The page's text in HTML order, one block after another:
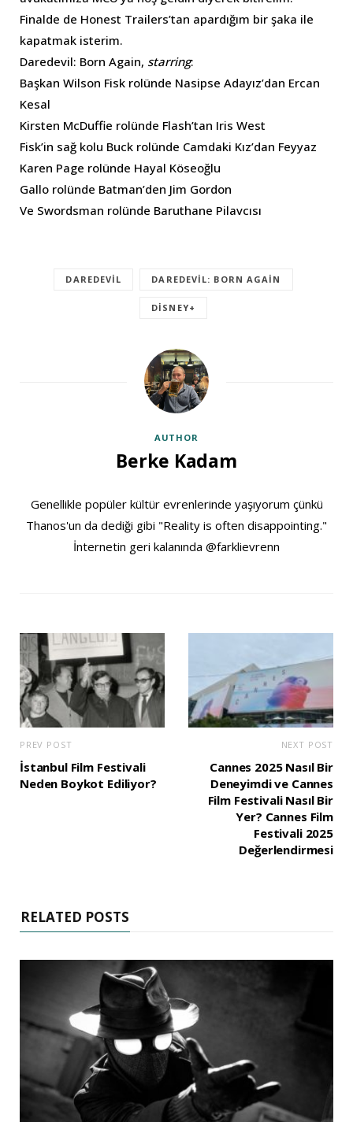
Finalde de Honest Trailers’tan apardığım bir şaka ile
kapatmak isterim.
Daredevil: Born Again, starring:
Başkan Wilson Fisk rolünde Nasipse Adayız’dan Ercan
Kesal
Kirsten McDuffie rolünde Flash’tan Iris West
Fisk’in sağ kolu Buck rolünde Camdaki Kız’dan Feyyaz
Karen Page rolünde Hayal Köseoğlu
Gallo rolünde Batman’den Jim Gordon
Ve Swordsman rolünde Baruthane Pilavcısı
DAREDEVIL DAREDEVIL: BORN AGAIN
DISNEY+
AUTHOR
Berke Kadam
Genellikle popüler kültür evrenlerinde yaşıyorum çünkü
Thanos'un da dediği gibi "Reality is often disappointing."
İnternetin geri kalanında @farklievrenn
PREV POST
İstanbul Film Festivali
Neden Boykot Ediliyor?
NEXT POST
Cannes 2025 Nasıl Bir
Deneyimdi ve Cannes
Film Festivali Nasıl Bir
Yer? Cannes Film
Festivali 2025
Değerlendirmesi
RELATED POSTS